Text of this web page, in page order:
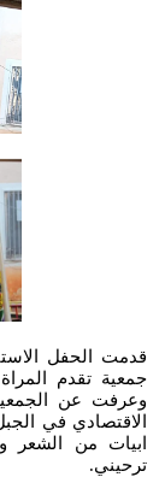
قدمت الحفل
جمعية تقدم
وعرفت عن الجمعية
الاقتصادي في
ابيات من الشعر
ترحيني.